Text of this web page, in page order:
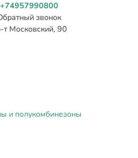
+74957990800
звонок
т Московский, 90
и полукомбинезоны